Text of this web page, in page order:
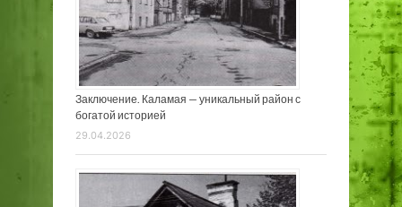
Заключение. Каламая — уникальный район с
богатой историей
29.04.2026